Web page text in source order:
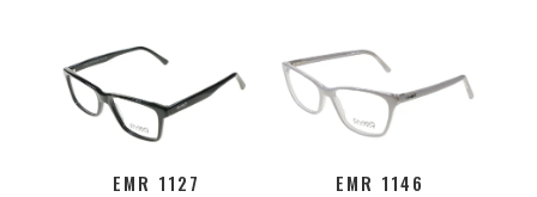
EMR 1127 EMR 1146